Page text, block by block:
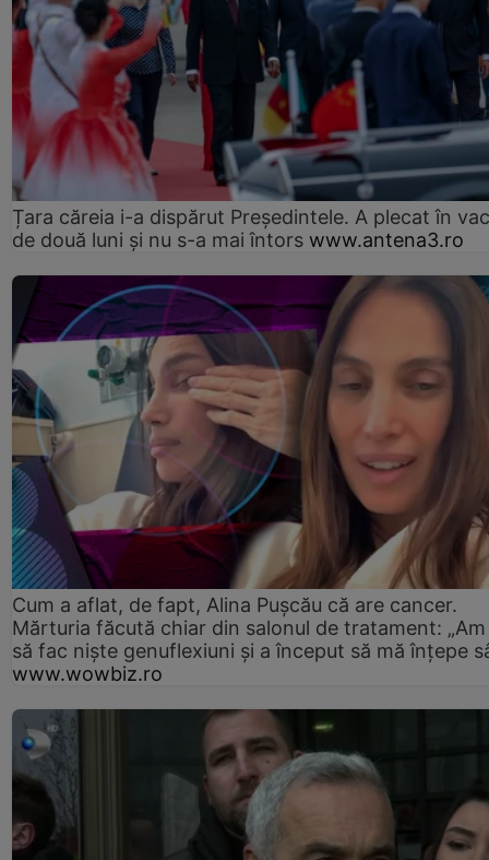
Țara căreia i-a dispărut Președintele. A plecat în
de două luni și nu s-a mai întors www.antena3.ro
Cum a aflat, de fapt, Alina Pușcău că are cancer.
Mărturia făcută chiar din salonul de tratament:
să fac niște genuflexiuni și a început să mă înțepe
www.wowbiz.ro